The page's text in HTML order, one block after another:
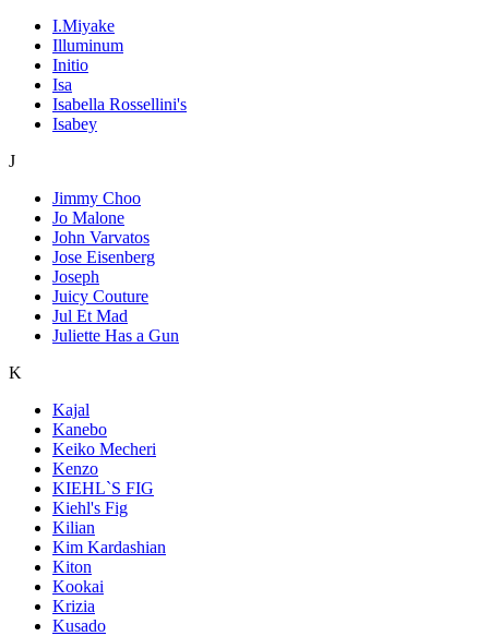
I.Miyake
Illuminum
Initio
Isa
Isabella Rossellini's
Isabey
J
Jimmy Choo
Jo Malone
John Varvatos
Jose Eisenberg
Joseph
Juicy Couture
Jul Et Mad
Juliette Has a Gun
K
Kajal
Kanebo
Keiko Mecheri
Kenzo
KIEHL`S FIG
Kiehl's Fig
Kilian
Kim Kardashian
Kiton
Kookai
Krizia
Kusado